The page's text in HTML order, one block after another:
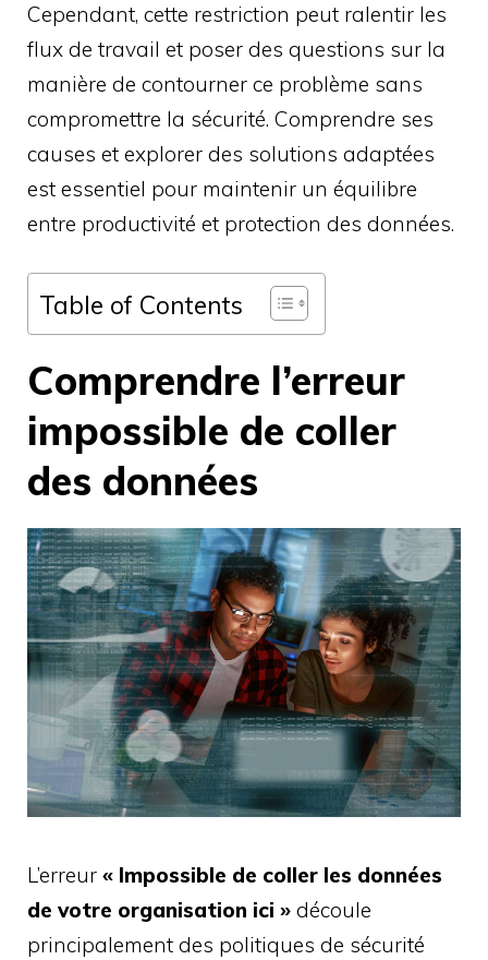
Cependant, cette restriction peut ralentir les
flux de travail et poser des questions sur la
manière de contourner ce problème sans
compromettre la sécurité. Comprendre ses
causes et explorer des solutions adaptées
est essentiel pour maintenir un équilibre
entre productivité et protection des données.
Table of Contents
Comprendre l’erreur
impossible de coller
des données
L’erreur « Impossible de coller les données
de votre organisation ici » découle
principalement des politiques de sécurité